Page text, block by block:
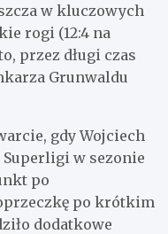
w kluczowych
rogi (12:4 na
przez długi czas
Grunwaldu
gdy Wojciech
w sezonie
po
po krótkim
dodatkowe